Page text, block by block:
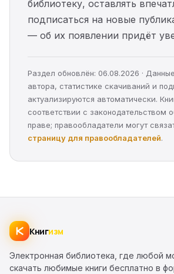
библиотеку, оставлять
подписаться на новые
— об их появлении придёт
Раздел обновлён: 06.08.2026 ·
автора, статистике скачиваний и
актуализируются автоматически.
соответствии с законодательством
праве; правообладатели могут
страницу для правообладателей.
Книгизм
Электронная библиотека, где любой
скачать любимые книги бесплатно в